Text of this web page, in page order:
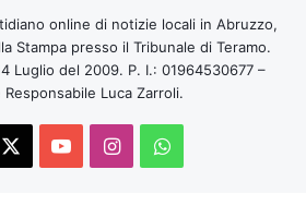
online di notizie locali in Abruzzo,
Stampa presso il Tribunale di Teramo.
Luglio del 2009. P. I.: 01964530677 –
Luca Zarroli.
You InstagramWhatsApp